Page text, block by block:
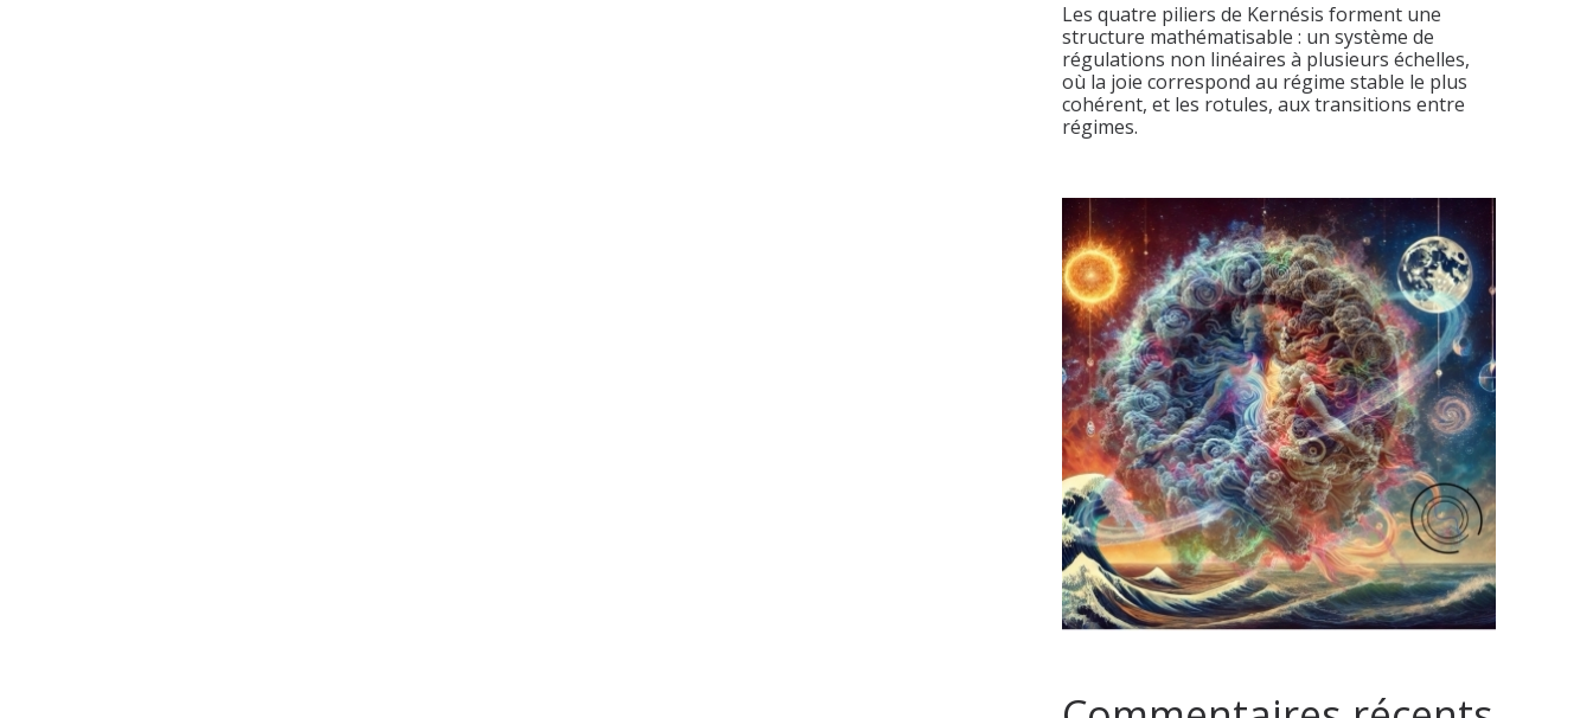
Les quatre piliers de Kernésis forment une
structure mathématisable : un système de
régulations non linéaires à plusieurs échelles,
où la joie correspond au régime stable le plus
cohérent, et les rotules, aux transitions entre
régimes.